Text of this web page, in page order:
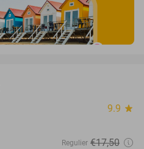
9.9 star
Regulier €17,50